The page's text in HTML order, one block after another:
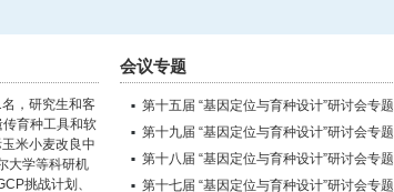
，研究生和客
育种工具和软
米小麦改良中
大学等科研机
挑战计划、
会议专题
第十五届 “基因定位与育种设计”研讨会专题
第十九届 “基因定位与育种设计”研讨会专题
第十八届 “基因定位与育种设计”研讨会专题
第十七届 “基因定位与育种设计”研讨会专题